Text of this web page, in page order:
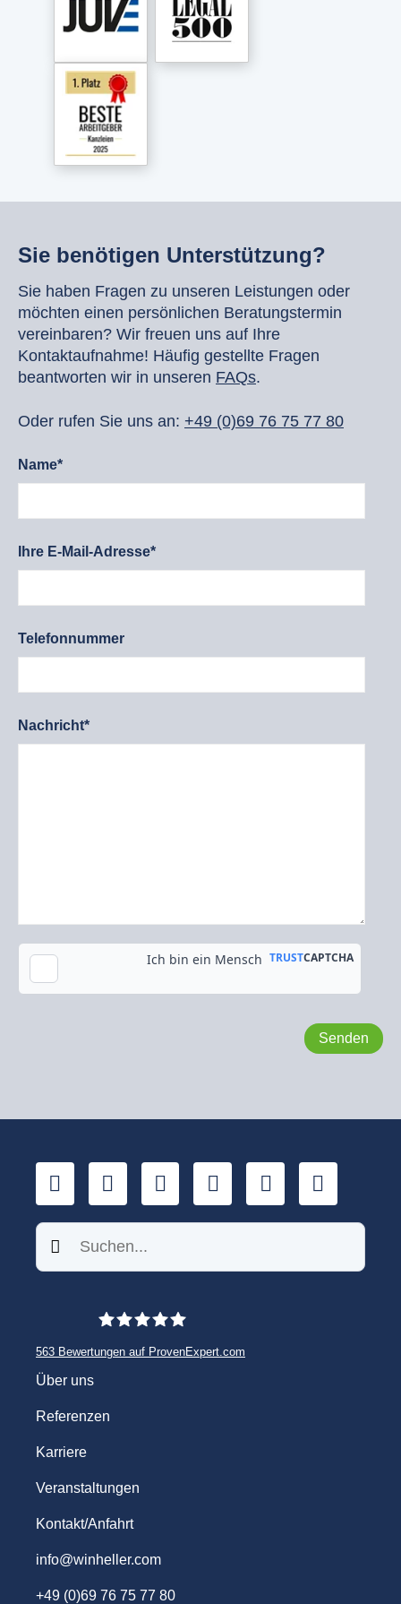
Sie benötigen Unterstützung?
Sie haben Fragen zu unseren Leistungen oder
möchten einen persönlichen Beratungstermin
vereinbaren? Wir freuen uns auf Ihre
Kontaktaufnahme! Häufig gestellte Fragen
beantworten wir in unseren FAQs.
Oder rufen Sie uns an: +49 (0)69 76 75 77 80
Name*
Ihre E-Mail-Adresse*
Telefonnummer
Nachricht*
Kopie an meine E-Mail-Adresse senden
LinkedInYouTube
Xing Facebook
Twitter
Suchen
563 Bewertungen auf ProvenExpert.com
Über uns
Referenzen
Karriere
Veranstaltungen
Kontakt/Anfahrt
info@winheller.com
+49 (0)69 76 75 77 80